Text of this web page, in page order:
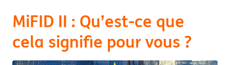
MiFID II : Qu’est-ce que
cela signifie pour vous ?